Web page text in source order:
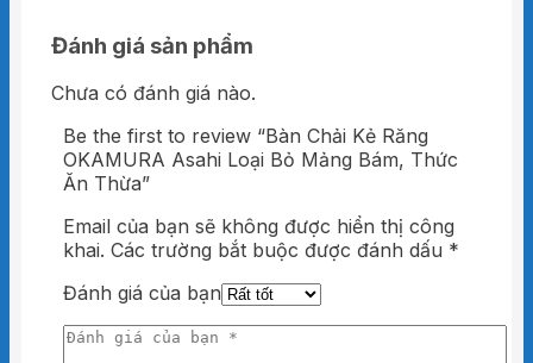
Đánh giá sản phẩm
Chưa có đánh giá nào.
Be the first to review “Bàn Chải Kẻ Răng
OKAMURA Asahi Loại Bỏ Mảng Bám, Thức
Ăn Thừa”
Email của bạn sẽ không được hiển thị công
khai. Các trường bắt buộc được đánh dấu *
Đánh giá của bạn